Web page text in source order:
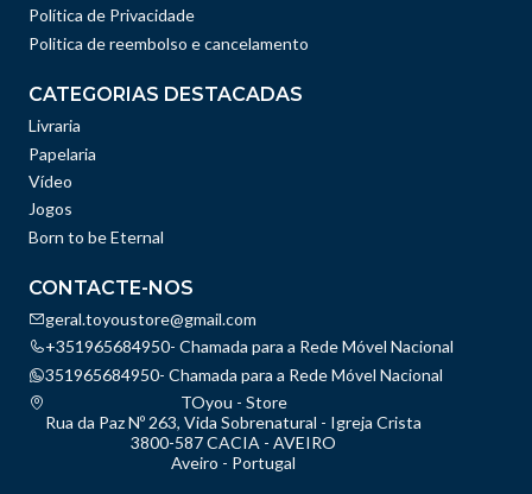
Política de Privacidade
Politica de reembolso e cancelamento
CATEGORIAS DESTACADAS
Livraria
Papelaria
Vídeo
Jogos
Born to be Eternal
CONTACTE-NOS
geral.toyoustore@gmail.com
+351965684950- Chamada para a Rede Móvel Nacional
351965684950- Chamada para a Rede Móvel Nacional
TOyou - Store
Rua da Paz Nº 263, Vida Sobrenatural - Igreja Crista
3800-587 CACIA - AVEIRO
Aveiro - Portugal